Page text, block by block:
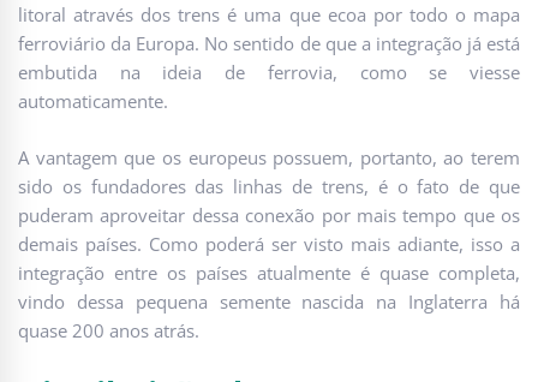
litoral através dos trens é uma que ecoa por todo o mapa
ferroviário da Europa. No sentido de que a integração já está
embutida na ideia de ferrovia, como se viesse
automaticamente.
A vantagem que os europeus possuem, portanto, ao terem
sido os fundadores das linhas de trens, é o fato de que
puderam aproveitar dessa conexão por mais tempo que os
demais países. Como poderá ser visto mais adiante, isso a
integração entre os países atualmente é quase completa,
vindo dessa pequena semente nascida na Inglaterra há
quase 200 anos atrás.